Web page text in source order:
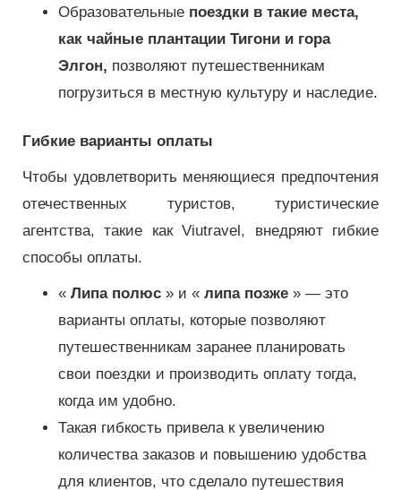
Образовательные поездки в такие места,
как чайные плантации Тигони и гора
Элгон, позволяют путешественникам
погрузиться в местную культуру и наследие.
Гибкие варианты оплаты
Чтобы удовлетворить меняющиеся предпочтения
отечественных туристов, туристические
агентства, такие как Viutravel, внедряют гибкие
способы оплаты.
« Липа полюс » и « липа позже » — это
варианты оплаты, которые позволяют
путешественникам заранее планировать
свои поездки и производить оплату тогда,
когда им удобно.
Такая гибкость привела к увеличению
количества заказов и повышению удобства
для клиентов, что сделало путешествия